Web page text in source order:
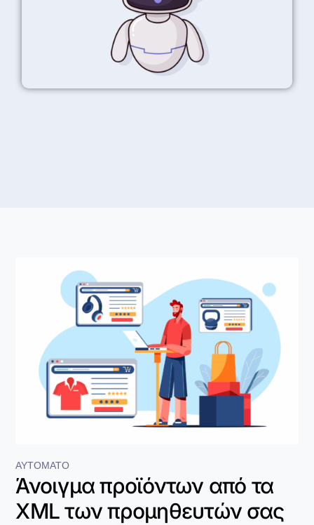
ΑΥΤΟΜΑΤΟ
Άνοιγμα προϊόντων από τα
XML των προμηθευτών σας